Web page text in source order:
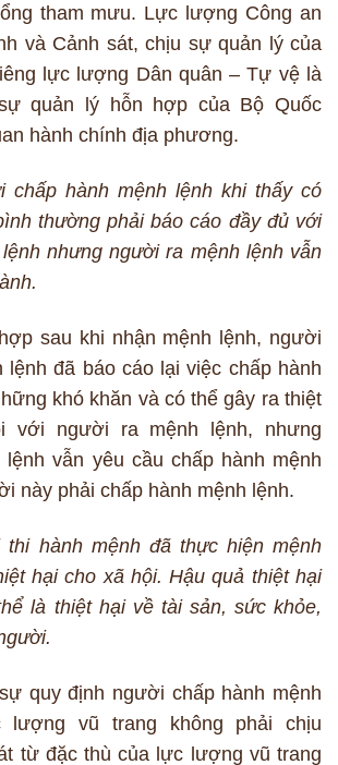
tham mưu. Lực lượng Công an
và Cảnh sát, chịu sự quản lý của
lực lượng Dân quân – Tự vệ là
quản lý hỗn hợp của Bộ Quốc
hành chính địa phương.
chấp hành mệnh lệnh khi thấy có
thường phải báo cáo đầy đủ với
nhưng người ra mệnh lệnh vẫn
sau khi nhận mệnh lệnh, người
lệnh đã báo cáo lại việc chấp hành
khó khăn và có thể gây ra thiệt
với người ra mệnh lệnh, nhưng
vẫn yêu cầu chấp hành mệnh
này phải chấp hành mệnh lệnh.
thi hành mệnh đã thực hiện mệnh
hại cho xã hội. Hậu quả thiệt hại
là thiệt hại về tài sản, sức khỏe,
quy định người chấp hành mệnh
lượng vũ trang không phải chịu
từ đặc thù của lực lượng vũ trang